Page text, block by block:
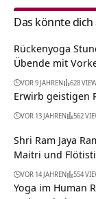
Das könnte
Rückenyoga
Übende mit
VOR 9 JAHREN 628
Erwirb geistigen
VOR 13 JAHREN 562
Shri Ram Jaya
Maitri und
VOR 14 JAHREN 554
Yoga im Human